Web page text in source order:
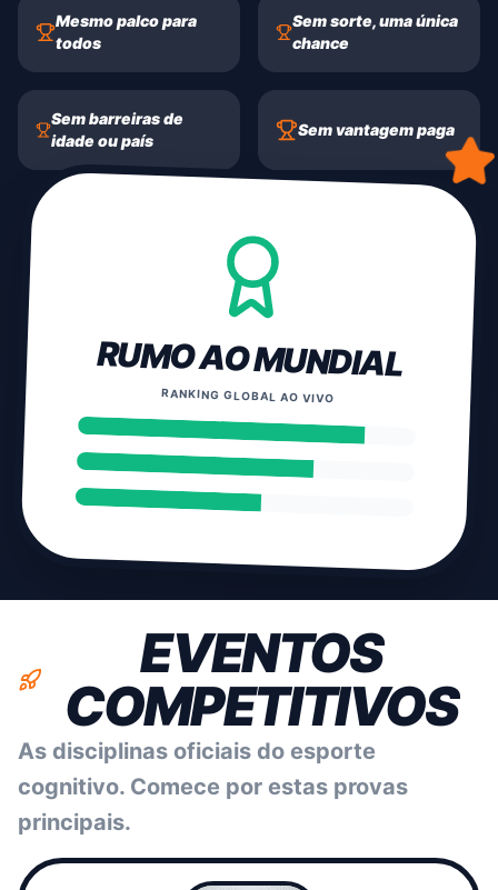
Mesmo palco para
todos
Sem sorte, uma única
chance
Sem barreiras de
idade ou país
Sem vantagem paga
RUMO AO MUNDIAL
RANKING GLOBAL AO VIVO
EVENTOS
COMPETITIVOS
As disciplinas oficiais do esporte
cognitivo. Comece por estas provas
principais.